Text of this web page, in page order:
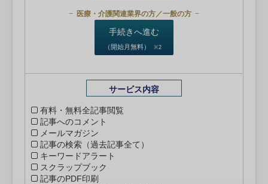
医療・介護関連業界の方／一般の方
手続きへ進む
（開始月無料） ※2
サービス内容
有料・無料全記事閲覧
記事へのコメント
メールマガジン
記事の検索（過去記事全て）
キーワードアラート
スクラップブック
記事のPDF印刷